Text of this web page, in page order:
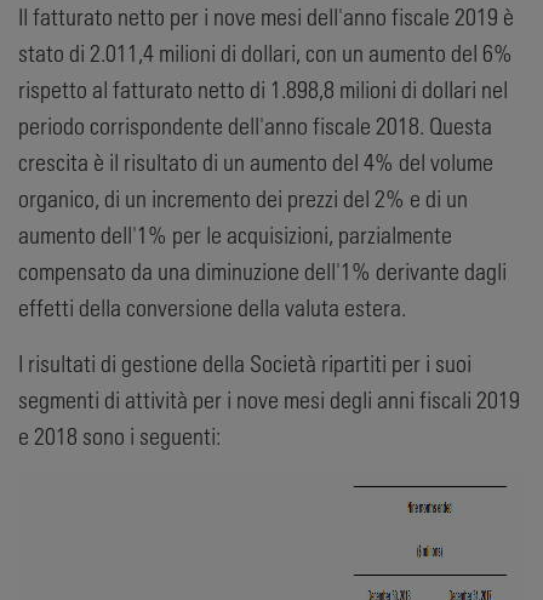
Il fatturato netto per i nove mesi dell'anno fiscale 2019 è
stato di 2.011,4 milioni di dollari, con un aumento del 6%
rispetto al fatturato netto di 1.898,8 milioni di dollari nel
periodo corrispondente dell'anno fiscale 2018. Questa
crescita è il risultato di un aumento del 4% del volume
organico, di un incremento dei prezzi del 2% e di un
aumento dell'1% per le acquisizioni, parzialmente
compensato da una diminuzione dell'1% derivante dagli
effetti della conversione della valuta estera.
I risultati di gestione della Società ripartiti per i suoi
segmenti di attività per i nove mesi degli anni fiscali 2019
e 2018 sono i seguenti: